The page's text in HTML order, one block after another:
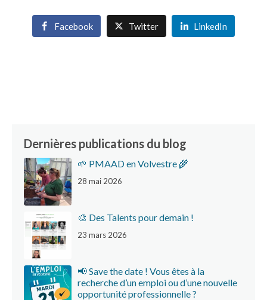
Facebook Twitter LinkedIn
Dernières publications du blog
🌱 PMAAD en Volvestre 🌾
28 mai 2026
🎨 Des Talents pour demain !
23 mars 2026
📢 Save the date ! Vous êtes à la
recherche d’un emploi ou d’une nouvelle
opportunité professionnelle ?